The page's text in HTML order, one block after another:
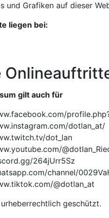
und Grafiken auf dieser
liegen bei:
gilt auch für
dotlan_at/
dot_lan
264jUrr5Sz
channel/
@dotlan_at
geschützt.